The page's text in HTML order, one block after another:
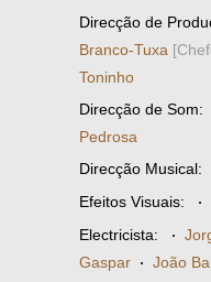
Direcção de
Branco-Tuxa
Toninho
Direcção de Som:
Pedrosa
Direcção Musical:
Efeitos Visuais: ·
Electricista: ·
Gaspar · João